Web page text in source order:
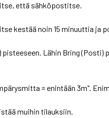
että sähköpostitse.
kestää noin 15 minuuttia ja
Lähin Bring (Posti)
= enintään 3m".
muihin tilauksiin.